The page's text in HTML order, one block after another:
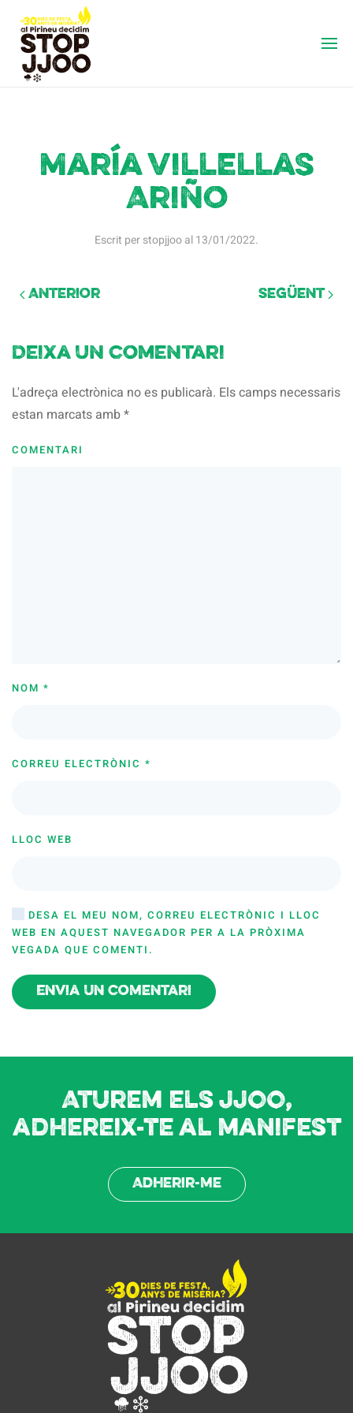
María Villellas
Ariño
Escrit perstopjjooal13/01/2022.
Anterior Següent
Deixa un comentari
L'adreça electrònica no es publicarà. Els camps necessaris
estan marcats amb*
COMENTARI
NOM *
CORREU ELECTRÒNIC *
LLOC WEB
DESA EL MEU NOM, CORREU ELECTRÒNIC I LLOC
WEB EN AQUEST NAVEGADOR PER A LA PRÒXIMA
VEGADA QUE COMENTI.
Envia un comentari
Aturem els JJOO,
adhereix-te al manifest
Adherir-me